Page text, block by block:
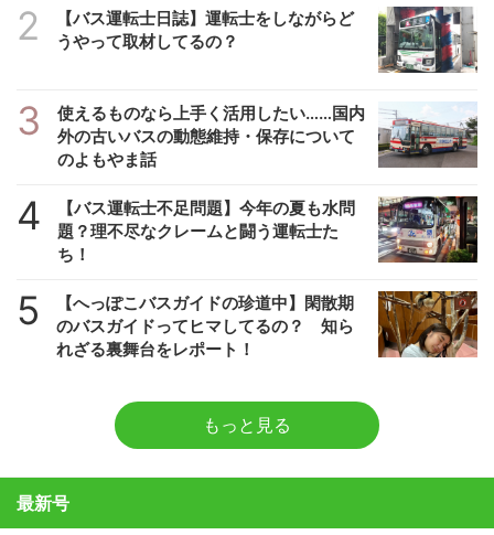
2
【バス運転士日誌】運転士をしながらど
うやって取材してるの？
3
使えるものなら上手く活用したい……国内
外の古いバスの動態維持・保存について
のよもやま話
4
【バス運転士不足問題】今年の夏も水問
題？理不尽なクレームと闘う運転士た
ち！
5
【へっぽこバスガイドの珍道中】閑散期
のバスガイドってヒマしてるの？ 知ら
れざる裏舞台をレポート！
もっと見る
最新号